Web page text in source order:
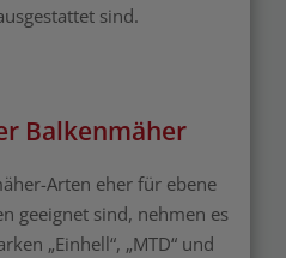
sind.
Balkenmäher
Arten eher für ebene
geeignet sind, nehmen es
„Einhell“, „MTD“ und